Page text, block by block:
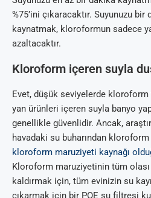
%75’ini çıkaracaktır. Suyunuzu
kaynatmak, kloroformun sadece
azaltacaktır.
Kloroform içeren suyla
Evet, düşük seviyelerde
yan ürünleri içeren suyla banyo
genellikle güvenlidir. Ancak,
havadaki su buharından
kloroform maruziyeti kaynağı
Kloroform maruziyetinin tüm olası
kaldırmak için, tüm evinizin su
çıkarmak için bir POE su filtresi